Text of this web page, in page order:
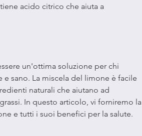
acido citrico che aiuta a
un'ottima soluzione per chi
sano. La miscela del limone è facile
naturali che aiutano ad
In questo articolo, vi forniremo la
e tutti i suoi benefici per la salute.